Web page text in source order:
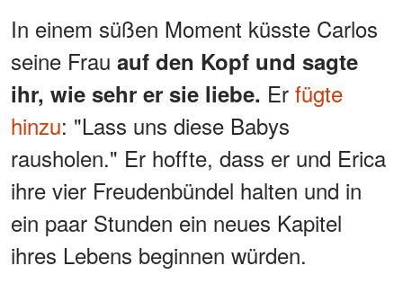
In einem süßen Moment küsste Carlos
seine Frau auf den Kopf und sagte
ihr, wie sehr er sie liebe. Er fügte
hinzu: "Lass uns diese Babys
rausholen." Er hoffte, dass er und Erica
ihre vier Freudenbündel halten und in
ein paar Stunden ein neues Kapitel
ihres Lebens beginnen würden.